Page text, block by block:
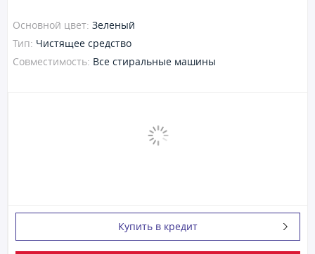
Основной цвет: Зеленый
Тип: Чистящее средство
Совместимость: Все стиральные машины
Купить в кредит